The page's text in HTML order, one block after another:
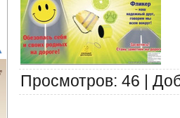
Просмотров: 46 |